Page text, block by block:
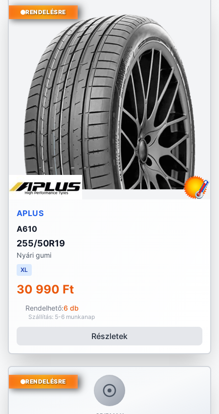
RENDELÉSRE
APLUS
A610
255/50R19
Nyári gumi
XL
30 990 Ft
Rendelhető:6 db
Szállítás: 5-6 munkanap
Részletek
RENDELÉSRE